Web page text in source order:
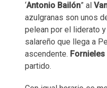
‘Antonio Bailón” al
azulgranas son unos
pelean por el liderato
salareño que llega a
ascendente.
partido.